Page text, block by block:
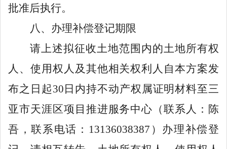
批准后执行。
八 、办理补偿登记期限
请上述拟征收土地范围内的土地所有权
人、使用权人及其他相关权利人自本方案发
布之日起30 日内持不动产权属证明材料至三
亚市天涯区项目推进服务中心 （联系人 ：陈
吾 ，联系电话： 13136038387 ）办理补偿登